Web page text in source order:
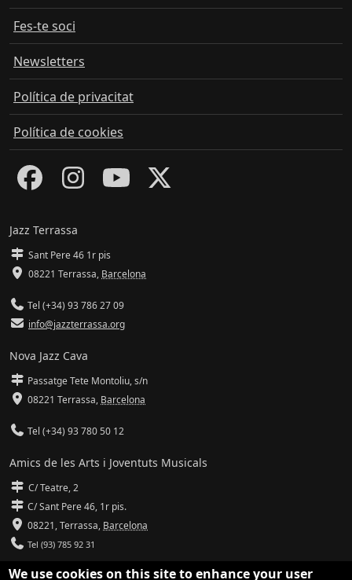
Fes-te soci
Newsletters
Política de privacitat
Política de cookies
Jazz Terrassa
Sant Pere 46 1r pis
08221 Terrassa, Barcelona
Tel (+34) 93 786 27 09
info@jazzterrassa.org
Nova Jazz Cava
Passatge Tete Montoliu, s/n
08221 Terrassa, Barcelona
Tel (+34) 93 780 50 12
Amics de les Arts i Joventuts Musicals
C/ Teatre, 2
C/ Sant Pere 46, 1r pis.
08221,Terrassa, Barcelona
Tel (93) 785 92 31
info@amicsdelesarts-jjmm.cat
We use cookies on this site to enhance your user